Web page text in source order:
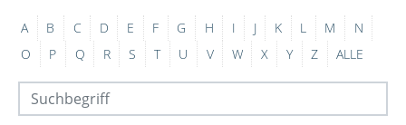
A B C D E F G H I J K L M
N
O
P Q R S T U V W X Y Z ALLE